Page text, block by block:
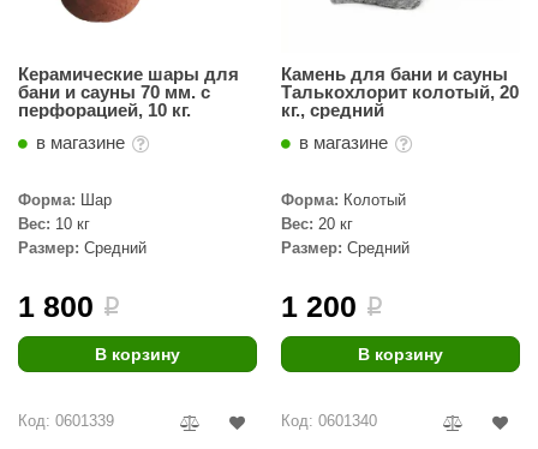
Керамические шары для
бани и сауны 70 мм. с
перфорацией, 10 кг.
в магазине
Форма: Шар
Вес: 10 кг
Размер: Средний
1 800 i
В корзину
Камень для бани и сауны
Талькохлорит колотый, 20
кг., средний
в магазине
Форма: Колотый
Вес: 20 кг
Размер: Средний
1 200 i
В корзину
Код: 0601339 Код: 0601340